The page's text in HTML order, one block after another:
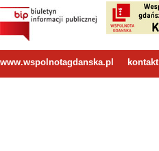
www.wspolnotagdanska.pl kontakt